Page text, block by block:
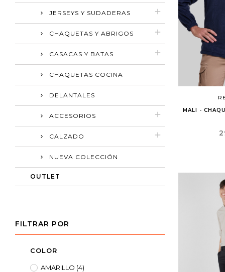
JERSEYS Y SUDADERAS
CHAQUETAS Y ABRIGOS
CASACAS Y BATAS
CHAQUETAS COCINA
DELANTALES
ACCESORIOS
CALZADO
NUEVA COLECCIÓN
OUTLET
FILTRAR POR
COLOR
AMARILLO (4)
MALI -